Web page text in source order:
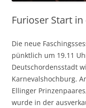
Furioser Start
Die neue
pünktlich um 19.11
Deutschordensstadt
Karnevalshochburg.
Ellinger
wurde in der